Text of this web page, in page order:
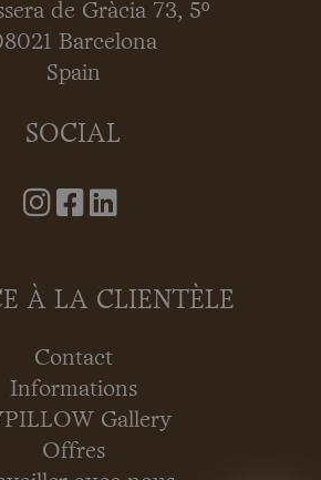
de Gràcia 73, 5º
Barcelona
Spain
SOCIAL
À LA CLIENTÈLE
Contact
Informations
Gallery
Offres